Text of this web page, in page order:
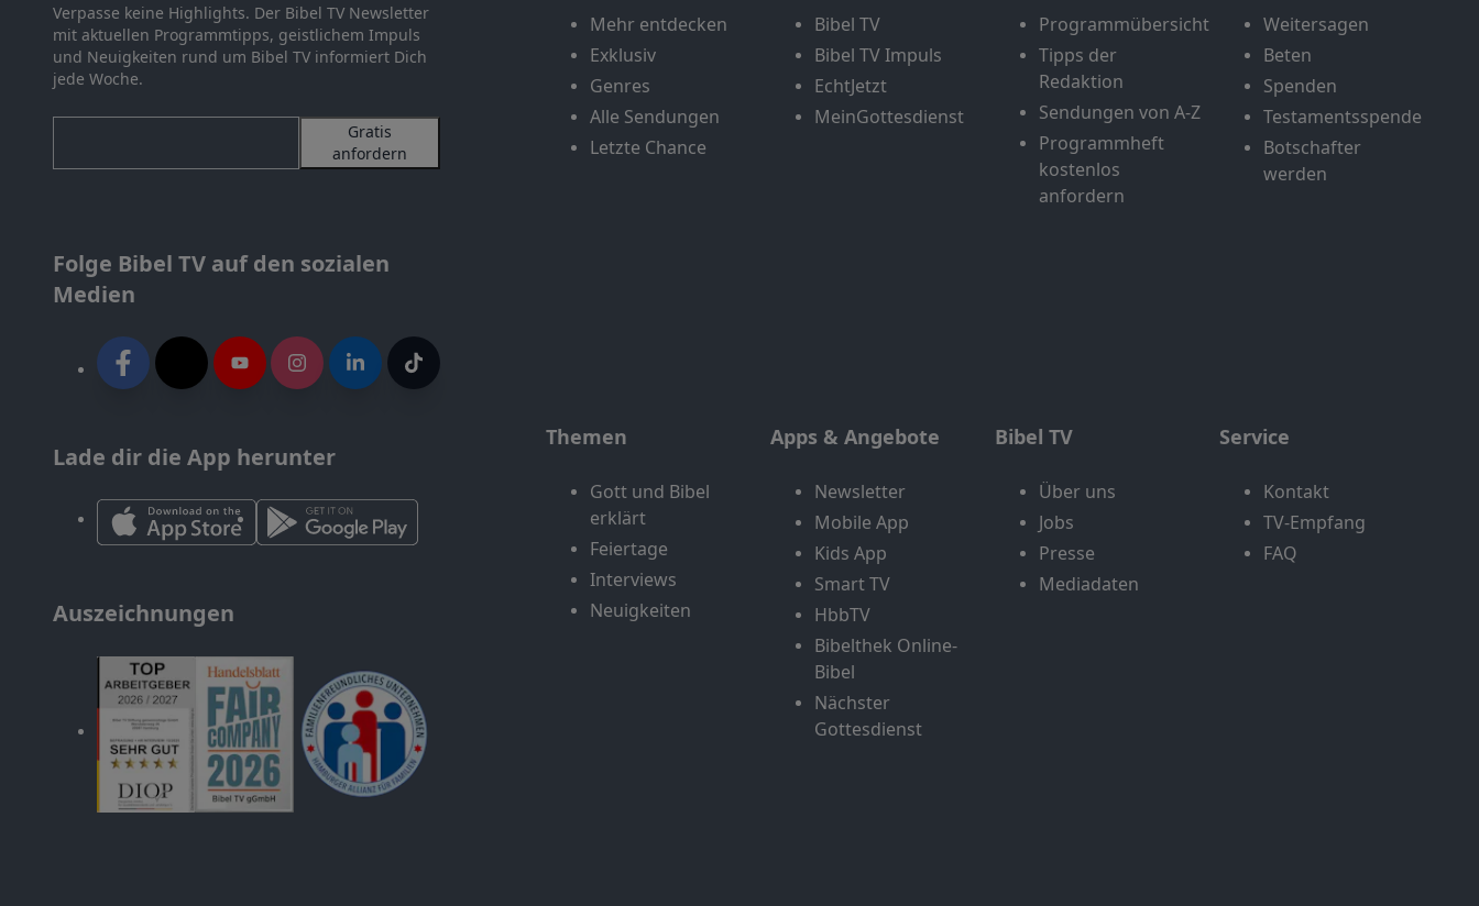
Verpasse keine Highlights. Der Bibel TV Newsletter
mit aktuellen Programmtipps, geistlichem Impuls
und Neuigkeiten rund um Bibel TV informiert Dich
jede Woche.
Gratis
anfordern
Folge Bibel TV auf den sozialen
Medien
Lade dir die App herunter
Auszeichnungen
Mehr entdecken
Exklusiv
Genres
Alle Sendungen
Letzte Chance
Bibel TV
Bibel TV Impuls
EchtJetzt
MeinGottesdienst
Programmübersicht
Tipps der
Redaktion
Sendungen von A-Z
Programmheft
kostenlos
anfordern
Weitersagen
Beten
Spenden
Testamentsspende
Botschafter
werden
Themen
Gott und Bibel
erklärt
Feiertage
Interviews
Neuigkeiten
Apps & Angebote
Newsletter
Mobile App
Kids App
Smart TV
HbbTV
Bibelthek Online-
Bibel
Nächster
Gottesdienst
Bibel TV
Über uns
Jobs
Presse
Mediadaten
Service
Kontakt
TV-Empfang
FAQ